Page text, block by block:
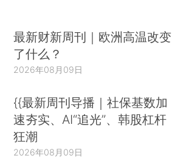
最新财新周刊｜欧洲高温改变
了什么？
2026年08月09日
{{最新周刊导播｜社保基数加
速夯实、AI“追光”、韩股杠杆
狂潮
2026年08月09日